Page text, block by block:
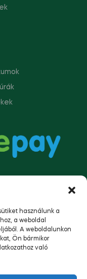
használunk a
a weboldal
A weboldalunkon
Ön bármikor
való